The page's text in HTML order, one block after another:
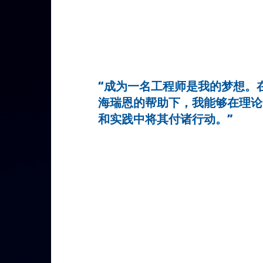
“成为一名工程师是我的梦想。
海瑞恩的帮助下，我能够在理论
和实践中将其付诸行动。”